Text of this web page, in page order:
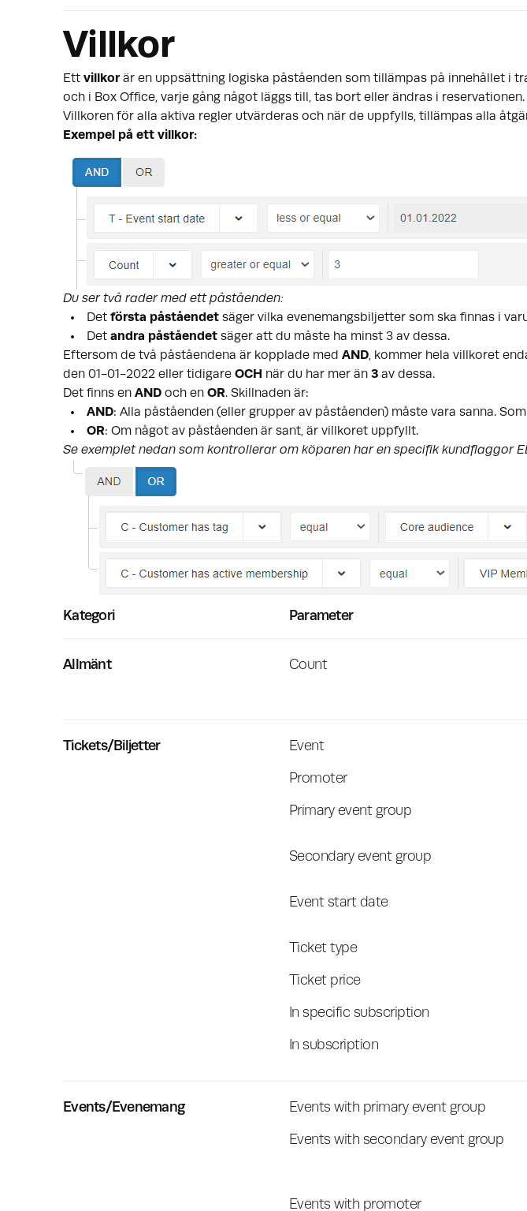
Villkor
Ett villkorär en uppsättning logiska påståenden som tillämpas på innehållet i
och i Box Office, varje gång något läggs till, tas bort eller ändras i reservationen.
Villkoren för alla aktiva regler utvärderas och när de uppfylls, tillämpas alla
Exempel på ett villkor:
Du ser två rader med ett påståenden:
Det första påståendet säger vilka evenemangsbiljetter som ska finnas i
Det andra påståendet säger att du måste ha minst 3 av dessa.
Eftersom de två påståendena är kopplade med AND, kommer hela villkoret
den 01-01-2022 eller tidigare OCH när du har mer än 3 av dessa.
Det finns en AND och en OR. Skillnaden är:
AND: Alla påståenden (eller grupper av påståenden) måste vara sanna.
OR: Om något av påståenden är sant, är villkoret uppfyllt.
Se exemplet nedan som kontrollerar om köparen har en specifik kundflaggor
Kategori Parameter
Allmänt Count
Tickets/Biljetter Event
Promoter
Primary event group
Secondary event group
Event start date
Ticket type
Ticket price
In specific subscription
In subscription
Events/Evenemang Events with primary event group
Events with secondary event group
Events with promoter